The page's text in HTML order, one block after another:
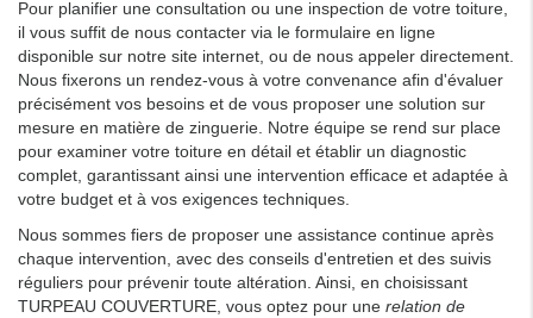
Pour planifier une consultation ou une inspection de votre toiture,
il vous suffit de nous contacter via le formulaire en ligne
disponible sur notre site internet, ou de nous appeler directement.
Nous fixerons un rendez-vous à votre convenance afin d'évaluer
précisément vos besoins et de vous proposer une solution sur
mesure en matière de zinguerie. Notre équipe se rend sur place
pour examiner votre toiture en détail et établir un diagnostic
complet, garantissant ainsi une intervention efficace et adaptée à
votre budget et à vos exigences techniques.
Nous sommes fiers de proposer une assistance continue après
chaque intervention, avec des conseils d'entretien et des suivis
réguliers pour prévenir toute altération. Ainsi, en choisissant
TURPEAU COUVERTURE, vous optez pour une relation de